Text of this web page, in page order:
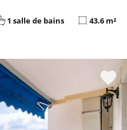
1 salle de bains 43.6 m²